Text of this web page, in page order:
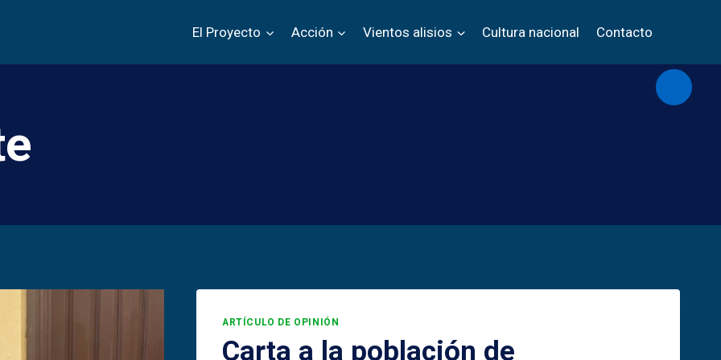
Abrir/
El Proyecto Acción Vientos alisios Cultura nacional Contacto
ARTÍCULO DE OPINIÓN
Carta a la población de